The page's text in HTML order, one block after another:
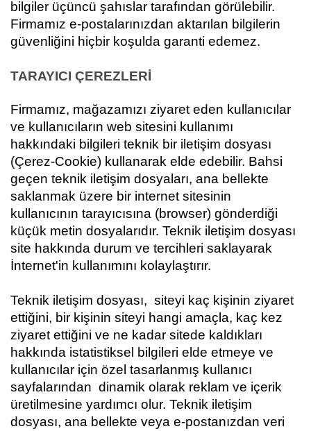
bilgiler üçüncü şahıslar tarafından görülebilir.
Firmamız e-postalarınızdan aktarılan bilgilerin
güvenliğini hiçbir koşulda garanti edemez.
TARAYICI ÇEREZLERİ
Firmamız, mağazamızı ziyaret eden kullanıcılar
ve kullanıcıların web sitesini kullanımı
hakkındaki bilgileri teknik bir iletişim dosyası
(Çerez-Cookie) kullanarak elde edebilir. Bahsi
geçen teknik iletişim dosyaları, ana bellekte
saklanmak üzere bir internet sitesinin
kullanıcının tarayıcısına (browser) gönderdiği
küçük metin dosyalarıdır. Teknik iletişim dosyası
site hakkında durum ve tercihleri saklayarak
İnternet'in kullanımını kolaylaştırır.
Teknik iletişim dosyası, siteyi kaç kişinin ziyaret
ettiğini, bir kişinin siteyi hangi amaçla, kaç kez
ziyaret ettiğini ve ne kadar sitede kaldıkları
hakkında istatistiksel bilgileri elde etmeye ve
kullanıcılar için özel tasarlanmış kullanıcı
sayfalarından dinamik olarak reklam ve içerik
üretilmesine yardımcı olur. Teknik iletişim
dosyası, ana bellekte veya e-postanızdan veri